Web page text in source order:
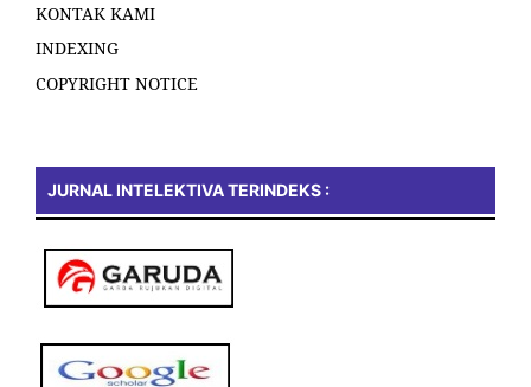
KONTAK KAMI
INDEXING
COPYRIGHT NOTICE
JURNAL INTELEKTIVA TERINDEKS :